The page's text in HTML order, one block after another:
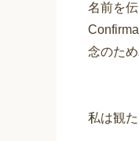
名前を
念のた
私は観